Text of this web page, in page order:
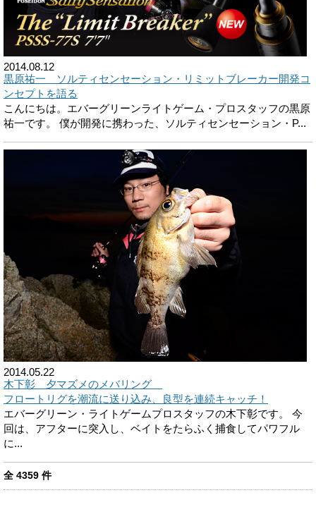
2014.08.12
黒原祐一 ソルティセンセーション・リミットブレーカー開発コ
ンセプトを語る
こんにちは。エバーグリーンライトゲーム・プロスタッフの黒原
祐一です。 僕が開発に携わった、ソルティセンセーション・P...
2014.05.22
木下彰 夕マズメのメバリング
フロートリグを潮流に送り込み、良型を連続キャッチ！
エバーグリーン・ライトゲームプロスタッフの木下彰です。 今
回は、アフターに突入し、ベイトをたらふく捕食してパワフル
に...
全 4359 件